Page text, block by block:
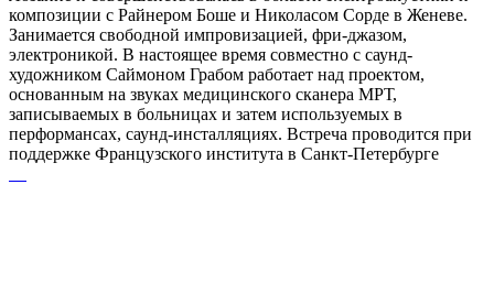
композиции с Райнером Боше и Николасом Сорде в Женеве.
Занимается свободной импровизацией, фри-джазом,
электроникой. В настоящее время совместно с саунд-
художником Саймоном Грабом работает над проектом,
основанным на звуках медицинского сканера МРТ,
записываемых в больницах и затем используемых в
перформансах, саунд-инсталляциях. Встреча проводится при
поддержке Французского института в Санкт-Петербурге